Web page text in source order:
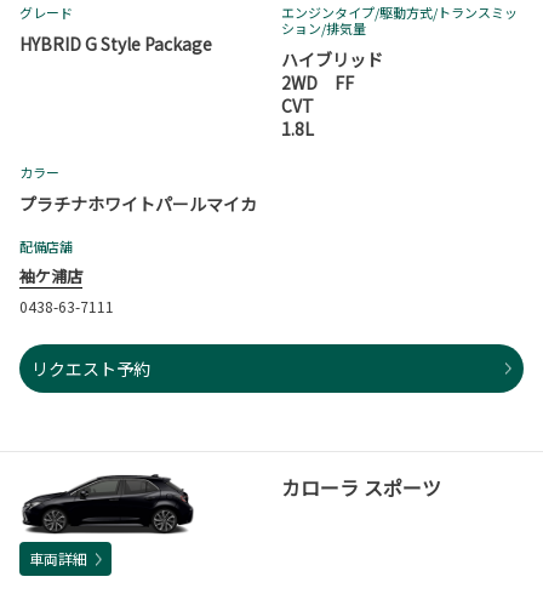
グレード
HYBRID G Style Package
エンジンタイプ/駆動方式/トランスミッ
ション/排気量
ハイブリッド
2WD FF
CVT
1.8L
カラー
プラチナホワイトパールマイカ
配備店舗
袖ケ浦店
0438-63-7111
リクエスト予約
カローラ スポーツ
車両詳細